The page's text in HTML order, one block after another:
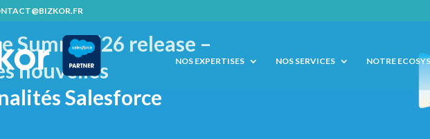
NOS EXPERTISES NOS SERVICES NOTRE
Summer’26 release –
nouvelles
Salesforce